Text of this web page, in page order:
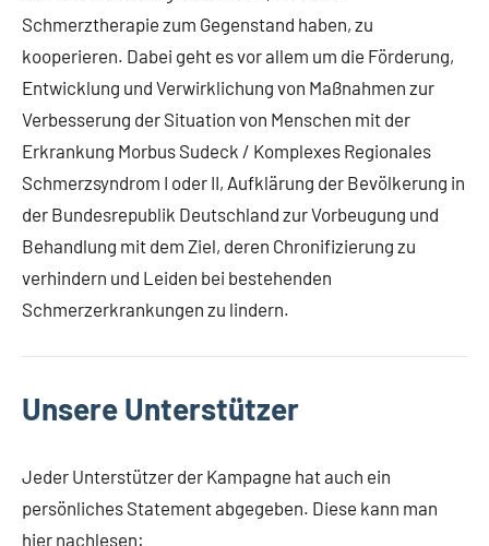
Schmerztherapie zum Gegenstand haben, zu
kooperieren. Dabei geht es vor allem um die Förderung,
Entwicklung und Verwirklichung von Maßnahmen zur
Verbesserung der Situation von Menschen mit der
Erkrankung Morbus Sudeck / Komplexes Regionales
Schmerzsyndrom I oder II, Aufklärung der Bevölkerung in
der Bundesrepublik Deutschland zur Vorbeugung und
Behandlung mit dem Ziel, deren Chronifizierung zu
verhindern und Leiden bei bestehenden
Schmerzerkrankungen zu lindern.
Unsere Unterstützer
Jeder Unterstützer der Kampagne hat auch ein
persönliches Statement abgegeben. Diese kann man
hier nachlesen: